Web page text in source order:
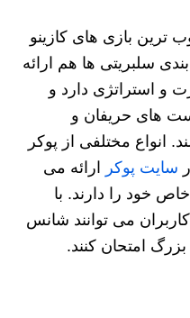
ترین بازی‌ های کازینو
سلبریتی‌ ها هم ارائه
و استراتژی دارد و
دست‌ های حریفان و
انواع مختلفی از پوکر
سایت‌ پوکر
ارائه می‌
خود را دارند. با
می‌ توانند شانس
امتحان کنند.